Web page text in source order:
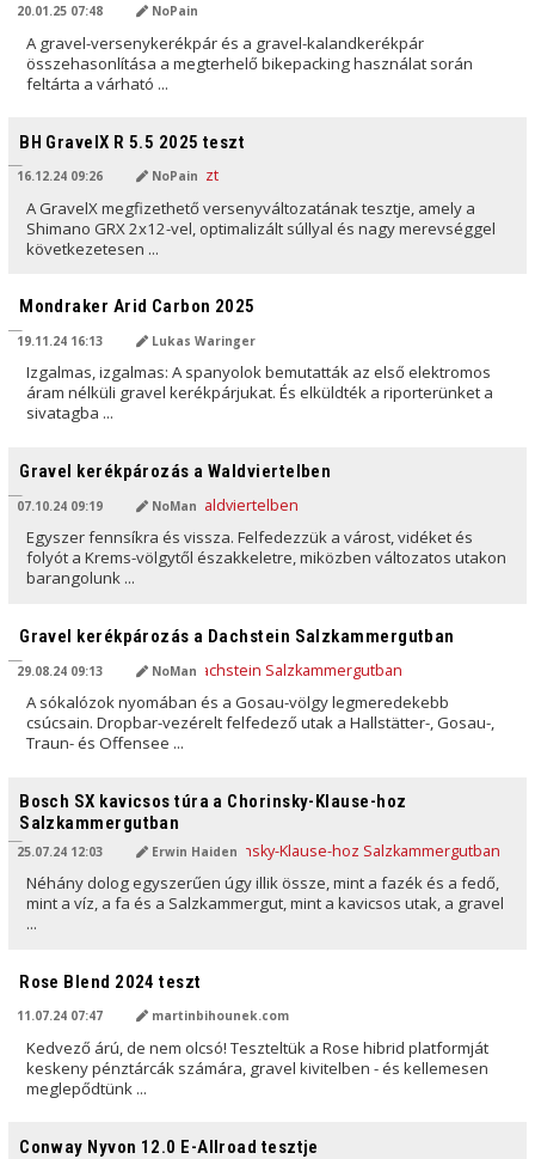
20.01.25 07:48 NoPain
A gravel-versenykerékpár és a gravel-kalandkerékpár
összehasonlítása a megterhelő bikepacking használat során
feltárta a várható ...
BH GravelX R 5.5 2025 teszt
16.12.24 09:26 NoPain
A GravelX megfizethető versenyváltozatának tesztje, amely a
Shimano GRX 2x12-vel, optimalizált súllyal és nagy merevséggel
következetesen ...
Mondraker Arid Carbon 2025
19.11.24 16:13 Lukas Waringer
Izgalmas, izgalmas: A spanyolok bemutatták az első elektromos
áram nélküli gravel kerékpárjukat. És elküldték a riporterünket a
sivatagba ...
Gravel kerékpározás a Waldviertelben
07.10.24 09:19 NoMan
Egyszer fennsíkra és vissza. Felfedezzük a várost, vidéket és
folyót a Krems-völgytől északkeletre, miközben változatos utakon
barangolunk ...
Gravel kerékpározás a Dachstein Salzkammergutban
29.08.24 09:13 NoMan
A sókalózok nyomában és a Gosau-völgy legmeredekebb
csúcsain. Dropbar-vezérelt felfedező utak a Hallstätter-, Gosau-,
Traun- és Offensee ...
Bosch SX kavicsos túra a Chorinsky-Klause-hoz
Salzkammergutban
25.07.24 12:03 Erwin Haiden
Néhány dolog egyszerűen úgy illik össze, mint a fazék és a fedő,
mint a víz, a fa és a Salzkammergut, mint a kavicsos utak, a gravel
...
Rose Blend 2024 teszt
11.07.24 07:47 martinbihounek.com
Kedvező árú, de nem olcsó! Teszteltük a Rose hibrid platformját
keskeny pénztárcák számára, gravel kivitelben - és kellemesen
meglepődtünk ...
Conway Nyvon 12.0 E-Allroad tesztje